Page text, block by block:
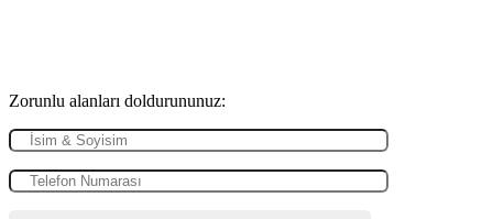
Zorunlu alanları doldurununuz: